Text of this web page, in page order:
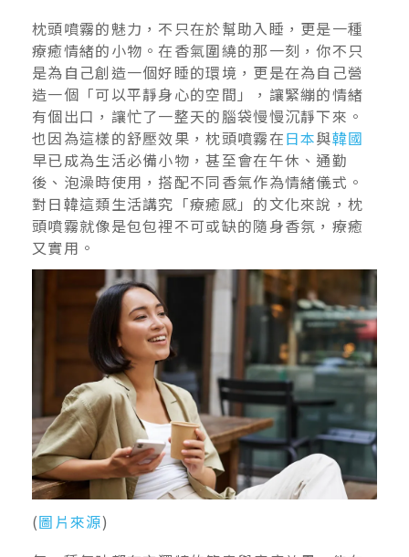
枕頭噴霧的魅力，不只在於幫助入睡，更是一種
療癒情緒的小物。在香氣圍繞的那一刻，你不只
是為自己創造一個好睡的環境，更是在為自己營
造一個「可以平靜身心的空間」，讓緊繃的情緒
有個出口，讓忙了一整天的腦袋慢慢沉靜下來。
也因為這樣的舒壓效果，枕頭噴霧在日本與韓國
早已成為生活必備小物，甚至會在午休、通勤
後、泡澡時使用，搭配不同香氣作為情緒儀式。
對日韓這類生活講究「療癒感」的文化來說，枕
頭噴霧就像是包包裡不可或缺的隨身香氛，療癒
又實用。
(圖片來源)